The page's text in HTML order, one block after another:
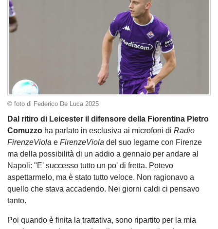
© foto di Federico De Luca 2025
Dal ritiro di Leicester il difensore della Fiorentina Pietro
Comuzzo ha parlato in esclusiva ai microfoni di Radio
FirenzeViola e FirenzeViola del suo legame con Firenze
ma della possibilità di un addio a gennaio per andare al
Napoli: "E' successo tutto un po' di fretta. Potevo
aspettarmelo, ma è stato tutto veloce. Non ragionavo a
quello che stava accadendo. Nei giorni caldi ci pensavo
tanto.
Poi quando è finita la trattativa, sono ripartito per la mia